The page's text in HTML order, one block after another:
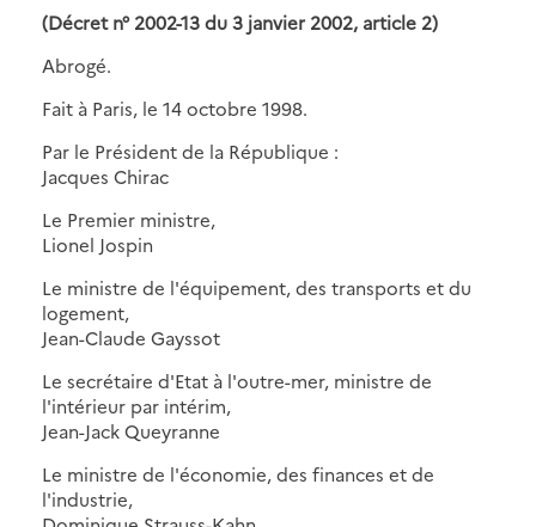
(Décret n° 2002-13 du 3 janvier 2002, article 2)
Abrogé.
Fait à Paris, le 14 octobre 1998.
Par le Président de la République :
Jacques Chirac
Le Premier ministre,
Lionel Jospin
Le ministre de l'équipement, des transports et du
logement,
Jean-Claude Gayssot
Le secrétaire d'Etat à l'outre-mer, ministre de
l'intérieur par intérim,
Jean-Jack Queyranne
Le ministre de l'économie, des finances et de
l'industrie,